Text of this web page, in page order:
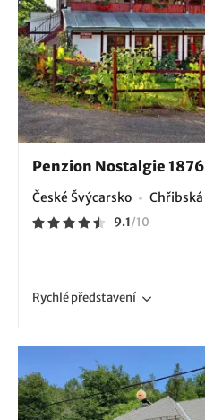
Penzion Nostalgie 1876
České Švýcarsko Chřibská
9.1/10
Rychlépředstavení